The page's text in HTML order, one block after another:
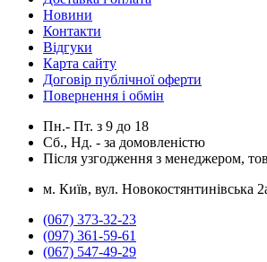
Новини
Контакти
Відгуки
Карта сайту
Договір публічної оферти
Повернення і обмін
Пн.- Пт. з 9 до 18
Сб., Нд. - за домовленістю
Після узгодження з менеджером,
м. Київ, вул. Новокостянтинівська
(067) 373-32-23
(097) 361-59-61
(067) 547-49-29